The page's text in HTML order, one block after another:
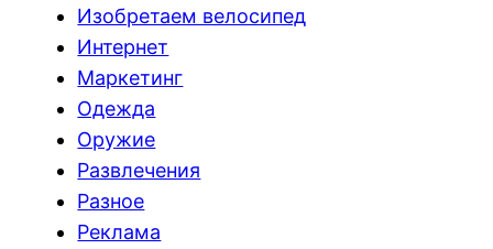
Изобретаем велосипед
Интернет
Маркетинг
Одежда
Оружие
Развлечения
Разное
Реклама